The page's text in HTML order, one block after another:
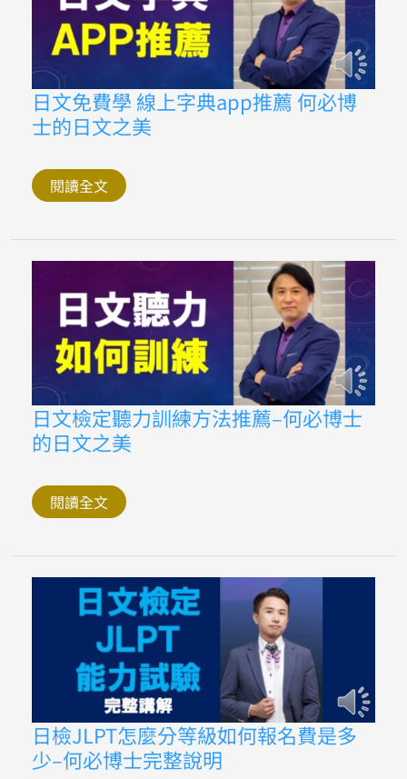
何
必
博
士
的
日
文
之
美
日文免費學 線上字典app推薦 何必博
士的日文之美
日
文
免
費
線
上
字
推
薦
博
的
日
文
之
美
閱讀全文
日文檢定聽力訓練方法推薦–何必博士
的日文之美
日
文
檢
定
力
訓
練
推
薦
美
閱讀全文
日檢JLPT怎麼分等級如何報名費是多
少–何必博士完整說明
日
檢
JLPT